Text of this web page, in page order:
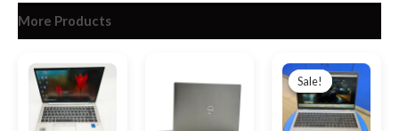
More Products
Sale!
Sale!
price
was:
price
is: